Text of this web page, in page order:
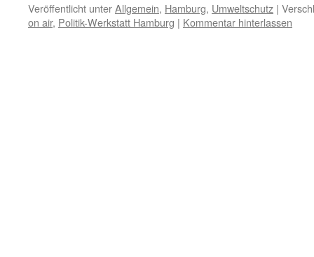
Veröffentlicht unterAllgemein, Hamburg, Umweltschutz |
on air, Politik-Werkstatt Hamburg | Kommentar hinterlassen